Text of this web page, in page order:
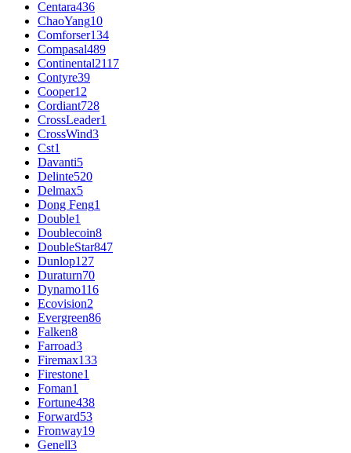
Centara436
ChaoYang10
Comforser134
Compasal489
Continental2117
Contyre39
Cooper12
Cordiant728
CrossLeader1
CrossWind3
Cst1
Davanti5
Delinte520
Delmax5
Dong Feng1
Double1
Doublecoin8
DoubleStar847
Dunlop127
Duraturn70
Dynamo116
Ecovision2
Evergreen86
Falken8
Farroad3
Firemax133
Firestone1
Foman1
Fortune438
Forward53
Fronway19
Genell3